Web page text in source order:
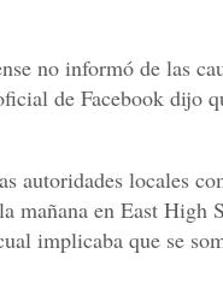
no informó de las
de Facebook dijo
autoridades locales
mañana en East High
implicaba que se